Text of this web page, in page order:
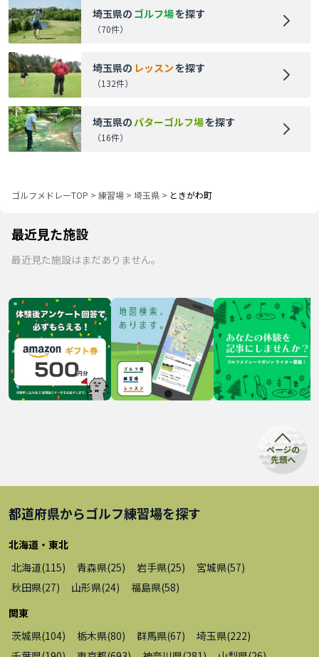
埼玉県の ゴルフ場を探す
（70件）
埼玉県の レッスンを探す
（132件）
埼玉県のパターゴルフ場を探す
（16件）
ゴルフメドレーTOP > 練習場 > 埼玉県 > ときがわ町
最近見た施設
最近見た施設はまだありません。
都道府県からゴルフ練習場を探す
北海道・東北
北海道(115) 青森県(25) 岩手県(25) 宮城県(57)
秋田県(27) 山形県(24) 福島県(58)
関東
茨城県(104) 栃木県(80) 群馬県(67) 埼玉県(222)